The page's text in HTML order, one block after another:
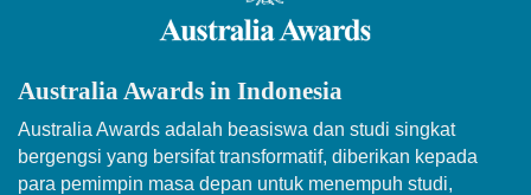
Australia Awards in Indonesia
Australia Awards adalah beasiswa dan studi singkat
bergengsi yang bersifat transformatif, diberikan kepada
para pemimpin masa depan untuk menempuh studi,